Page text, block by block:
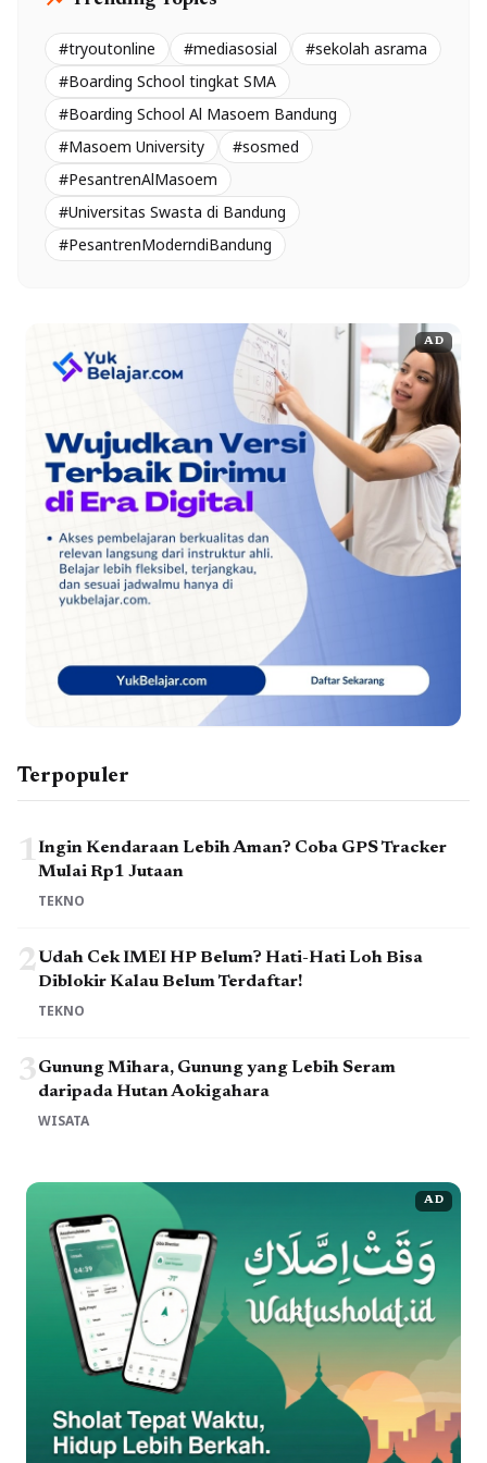
#tryoutonline #mediasosial
#sekolah asrama
#Boarding School tingkat SMA
#Boarding School Al Masoem Bandung
#Masoem University
#sosmed
#PesantrenAlMasoem
#Universitas Swasta di Bandung
#PesantrenModerndiBandung
AD
Terpopuler
1Ingin Kendaraan Lebih Aman? Coba GPS Tracker
Mulai Rp1 Jutaan
TEKNO
2Udah Cek IMEI HP Belum? Hati-Hati Loh Bisa
Diblokir Kalau Belum Terdaftar!
TEKNO
3Gunung Mihara, Gunung yang Lebih Seram
daripada Hutan Aokigahara
WISATA
AD